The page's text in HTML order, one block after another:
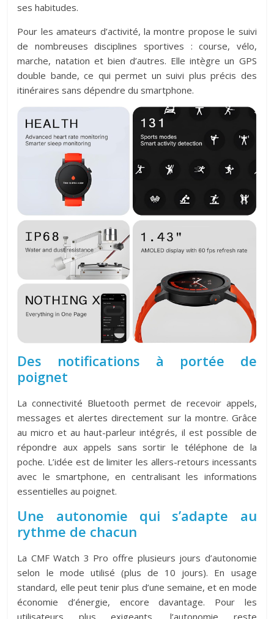
ses habitudes.
Pour les amateurs d’activité, la montre propose le suivi
de nombreuses disciplines sportives : course, vélo,
marche, natation et bien d’autres. Elle intègre un GPS
double bande, ce qui permet un suivi plus précis des
itinéraires sans dépendre du smartphone.
Des notifications à portée de
poignet
La connectivité Bluetooth permet de recevoir appels,
messages et alertes directement sur la montre. Grâce
au micro et au haut-parleur intégrés, il est possible de
répondre aux appels sans sortir le téléphone de la
poche. L’idée est de limiter les allers-retours incessants
avec le smartphone, en centralisant les informations
essentielles au poignet.
Une autonomie qui s’adapte au
rythme de chacun
La CMF Watch 3 Pro offre plusieurs jours d’autonomie
selon le mode utilisé (plus de 10 jours). En usage
standard, elle peut tenir plus d’une semaine, et en mode
économie d’énergie, encore davantage. Pour les